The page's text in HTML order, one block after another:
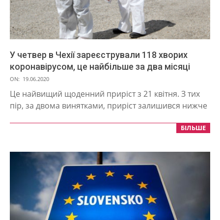
У четвер в Чехії зареєстрували 118 хворих
коронавірусом, це найбільше за два місяці
2020-
06-
19
ON: 19.06.2020
Це найвищий щоденний приріст з 21 квітня. З тих
пір, за двома винятками, приріст залишився нижче
БІЛЬШЕ